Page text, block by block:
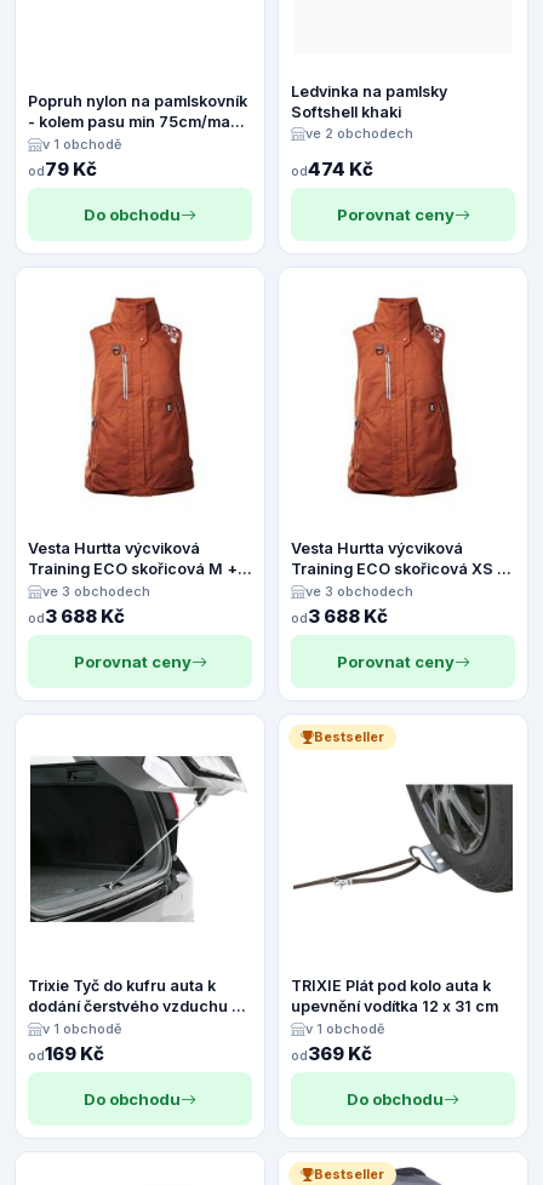
Popruh nylon na pamlskovník
- kolem pasu min 75cm/max
115 cm
v 1 obchodě
od79 Kč
Do obchodu
Ledvinka na pamlsky
Softshell khaki
ve 2 obchodech
od474 Kč
Porovnat ceny
Vesta Hurtta výcviková
Training ECO skořicová M +
Doprava zdarma
ve 3 obchodech
od3 688 Kč
Porovnat ceny
Vesta Hurtta výcviková
Training ECO skořicová XS +
Doprava zdarma
ve 3 obchodech
od3 688 Kč
Porovnat ceny
Trixie Tyč do kufru auta k
dodání čerstvého vzduchu do
vozidla 40 cm
v 1 obchodě
od169 Kč
Do obchodu
Bestseller
TRIXIE Plát pod kolo auta k
upevnění vodítka 12 x 31 cm
v 1 obchodě
od369 Kč
Do obchodu
Bestseller